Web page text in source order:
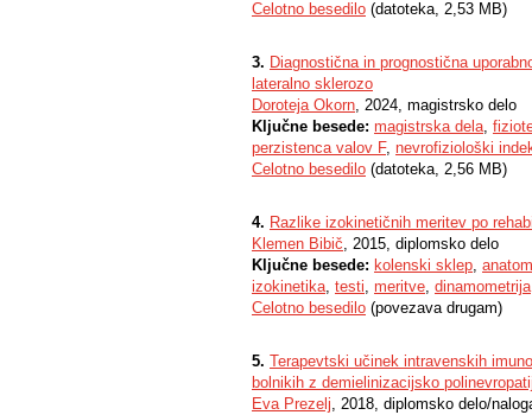
Celotno besedilo (datoteka, 2,53 MB)
3. Diagnostična in prognostična
lateralno sklerozo
Doroteja Okorn, 2024, magistrsko delo
Ključne besede: magistrska dela,
perzistenca valov F, nevrofiziološki
Celotno besedilo (datoteka, 2,56 MB)
4. Razlike izokinetičnih meritev po
Klemen Bibič, 2015, diplomsko delo
Ključne besede: kolenski sklep,
izokinetika, testi, meritve, dinamometrija
Celotno besedilo (povezava drugam)
5. Terapevtski učinek intravenskih
bolnikih z demielinizacijsko
Eva Prezelj, 2018, diplomsko delo/